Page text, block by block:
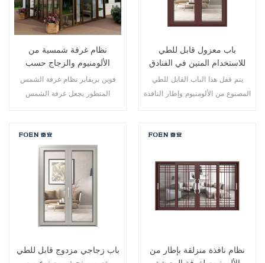
نظام غرفة شمسية من
الألومنيوم والزجاج حسب
الطلب
فوين بريفابر نظام غرفة الشمس
المتطور يجعل غرفة الشمس
باب معزول قابل للطي
للاستخدام المتين في الفنادق
المطلة على البحر
يتم قفل هذا الباب القابل للطي
المصنوع من الألومنيوم وإطار النافذة
مختلفة من الأبواب لتلبية الاحتياجات
باب زجاجي مزدوج قابل للطي
نظام نافذة منزلقة بإطار من